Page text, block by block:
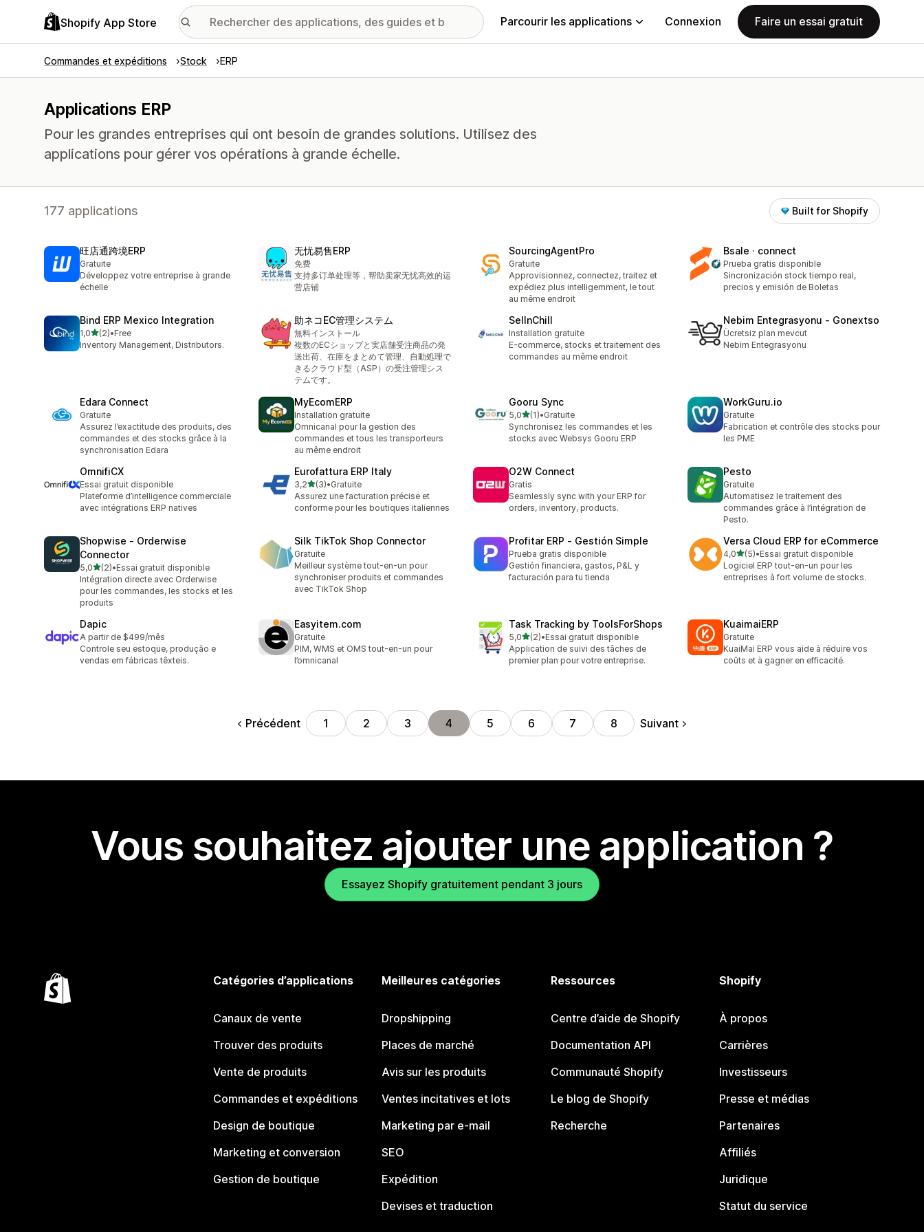
Shopify App Store Parcourir les applications Connexion Faire un essai gratuit
Commandes et expéditions Stock ERP
Applications ERP
Pour les grandes entreprises qui ont besoin de grandes solutions. Utilisez des
applications pour gérer vos opérations à grande échelle.
177 applications Built for Shopify
旺店通跨境ERP
Gratuite
Développez votre entreprise à grande
échelle
无忧易售ERP
免费
支持多订单处理等，帮助卖家无忧高效的运
营店铺
SourcingAgentPro
Gratuite
Approvisionnez, connectez, traitez et
expédiez plus intelligemment, le tout
au même endroit
Bsale · connect
Prueba gratis disponible
Sincronización stock tiempo real,
precios y emisión de Boletas
Bind ERP Mexico Integration
1,0étoile(s) sur 5
(2)
2 avis au total
•Free
Inventory Management, Distributors.
助ネコEC管理システム
無料インストール
複数のECショップと実店舗受注商品の発
送出荷、在庫をまとめて管理、自動処理で
きるクラウド型（ASP）の受注管理シス
テムです。
SellnChill
Installation gratuite
E-commerce, stocks et traitement des
commandes au même endroit
Nebim Entegrasyonu ‑ Gonextso
Ücretsiz plan mevcut
Nebim Entegrasyonu
Edara Connect
Gratuite
Assurez l’exactitude des produits, des
commandes et des stocks grâce à la
synchronisation Edara
MyEcomERP
Installation gratuite
Omnicanal pour la gestion des
commandes et tous les transporteurs
au même endroit
Gooru Sync
5,0étoile(s) sur 5
(1)
1 avis au total
•Gratuite
Synchronisez les commandes et les
stocks avec Websys Gooru ERP
WorkGuru.io
Gratuite
Fabrication et contrôle des stocks pour
les PME
OmnifiCX
Essai gratuit disponible
Plateforme d’intelligence commerciale
avec intégrations ERP natives
Eurofattura ERP Italy
3,2étoile(s) sur 5
(3)
3 avis au total
•Gratuite
Assurez une facturation précise et
conforme pour les boutiques italiennes
O2W Connect
Gratis
Seamlessly sync with your ERP for
orders, inventory, products.
Pesto
Gratuite
Automatisez le traitement des
commandes grâce à l’intégration de
Pesto.
Shopwise ‑ Orderwise
Connector
5,0étoile(s) sur 5
(2)
2 avis au total
•Essai gratuit disponible
Intégration directe avec Orderwise
pour les commandes, les stocks et les
produits
Silk TikTok Shop Connector
Gratuite
Meilleur système tout-en-un pour
synchroniser produits et commandes
avec TikTok Shop
Profitar ERP ‑ Gestión Simple
Prueba gratis disponible
Gestión financiera, gastos, P&L y
facturación para tu tienda
Versa Cloud ERP for eCommerce
4,0étoile(s) sur 5
(5)
5 avis au total
•Essai gratuit disponible
Logiciel ERP tout-en-un pour les
entreprises à fort volume de stocks.
Dapic
A partir de $499/mês
Controle seu estoque, produção e
vendas em fábricas têxteis.
Easyitem.com
Gratuite
PIM, WMS et OMS tout-en-un pour
l’omnicanal
Task Tracking by ToolsForShops
5,0étoile(s) sur 5
(2)
2 avis au total
•Essai gratuit disponible
Application de suivi des tâches de
premier plan pour votre entreprise.
KuaimaiERP
Gratuite
KuaiMai ERP vous aide à réduire vos
coûts et à gagner en efficacité.
Précédent 1 2 3 4 5 6 7 8 Suivant
Vous souhaitez ajouter une application ?
Essayez Shopify gratuitement pendant 3 jours
Catégories d’applications
Canaux de vente
Trouver des produits
Vente de produits
Commandes et expéditions
Design de boutique
Marketing et conversion
Gestion de boutique
Meilleures catégories
Dropshipping
Places de marché
Avis sur les produits
Ventes incitatives et lots
Marketing par e-mail
SEO
Expédition
Devises et traduction
Ressources
Centre d’aide de Shopify
Documentation API
Communauté Shopify
Le blog de Shopify
Recherche
Shopify
À propos
Carrières
Investisseurs
Presse et médias
Partenaires
Affiliés
Juridique
Statut du service